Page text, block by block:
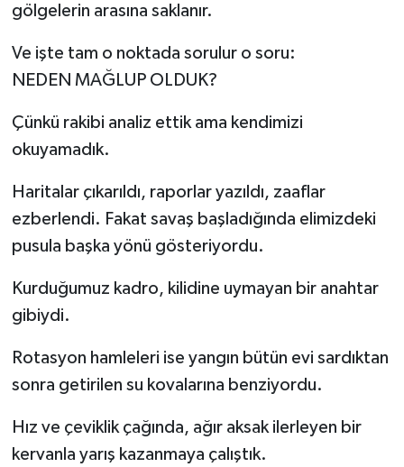
gölgelerin arasına saklanır.
Ve işte tam o noktada sorulur o soru:
NEDEN MAĞLUP OLDUK?
Çünkü rakibi analiz ettik ama kendimizi
okuyamadık.
Haritalar çıkarıldı, raporlar yazıldı, zaaflar
ezberlendi. Fakat savaş başladığında elimizdeki
pusula başka yönü gösteriyordu.
Kurduğumuz kadro, kilidine uymayan bir anahtar
gibiydi.
Rotasyon hamleleri ise yangın bütün evi sardıktan
sonra getirilen su kovalarına benziyordu.
Hız ve çeviklik çağında, ağır aksak ilerleyen bir
kervanla yarış kazanmaya çalıştık.